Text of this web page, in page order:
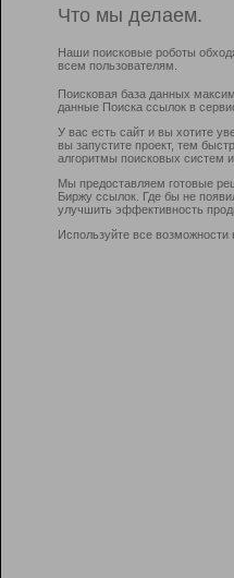
Что мы делаем.
Наши поисковые роботы
всем пользователям.
Поисковая база данных
данные Поиска ссылок в
У вас есть сайт и вы хотите
вы запустите проект, тем
алгоритмы поисковых систем
Мы предоставляем готовые
Биржу ссылок. Где бы не
улучшить эффективность
Используйте все